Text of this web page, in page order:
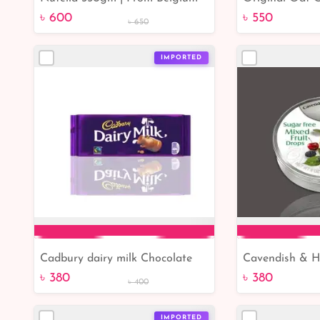
৳ 600 ৳ 650
Buy Online BD
৳ 550
IMPORTED
Add to Cart
Cadbury dairy milk Chocolate
bars 200 gm
৳ 380 ৳ 400
Cavendish &
mixed fruit
৳ 380
IMPORTED